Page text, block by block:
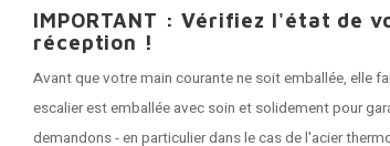
IMPORTANT : Vérifiez l'état de
réception !
Avant que votre main courante ne soit emballée, elle
escalier est emballée avec soin et solidement pour
demandons - en particulier dans le cas de l'acier